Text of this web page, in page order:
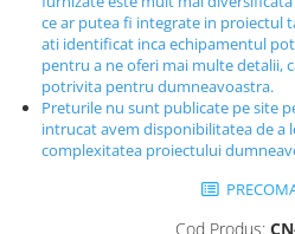
Banci
ce ar putea fi integrate in proiectul
ati identificat inca echipamentul
pentru a ne oferi mai multe detalii,
potrivita pentru dumneavoastra.
Preturile nu sunt publicate pe site
intrucat avem disponibilitatea de a
complexitatea proiectului
Cod Produs: